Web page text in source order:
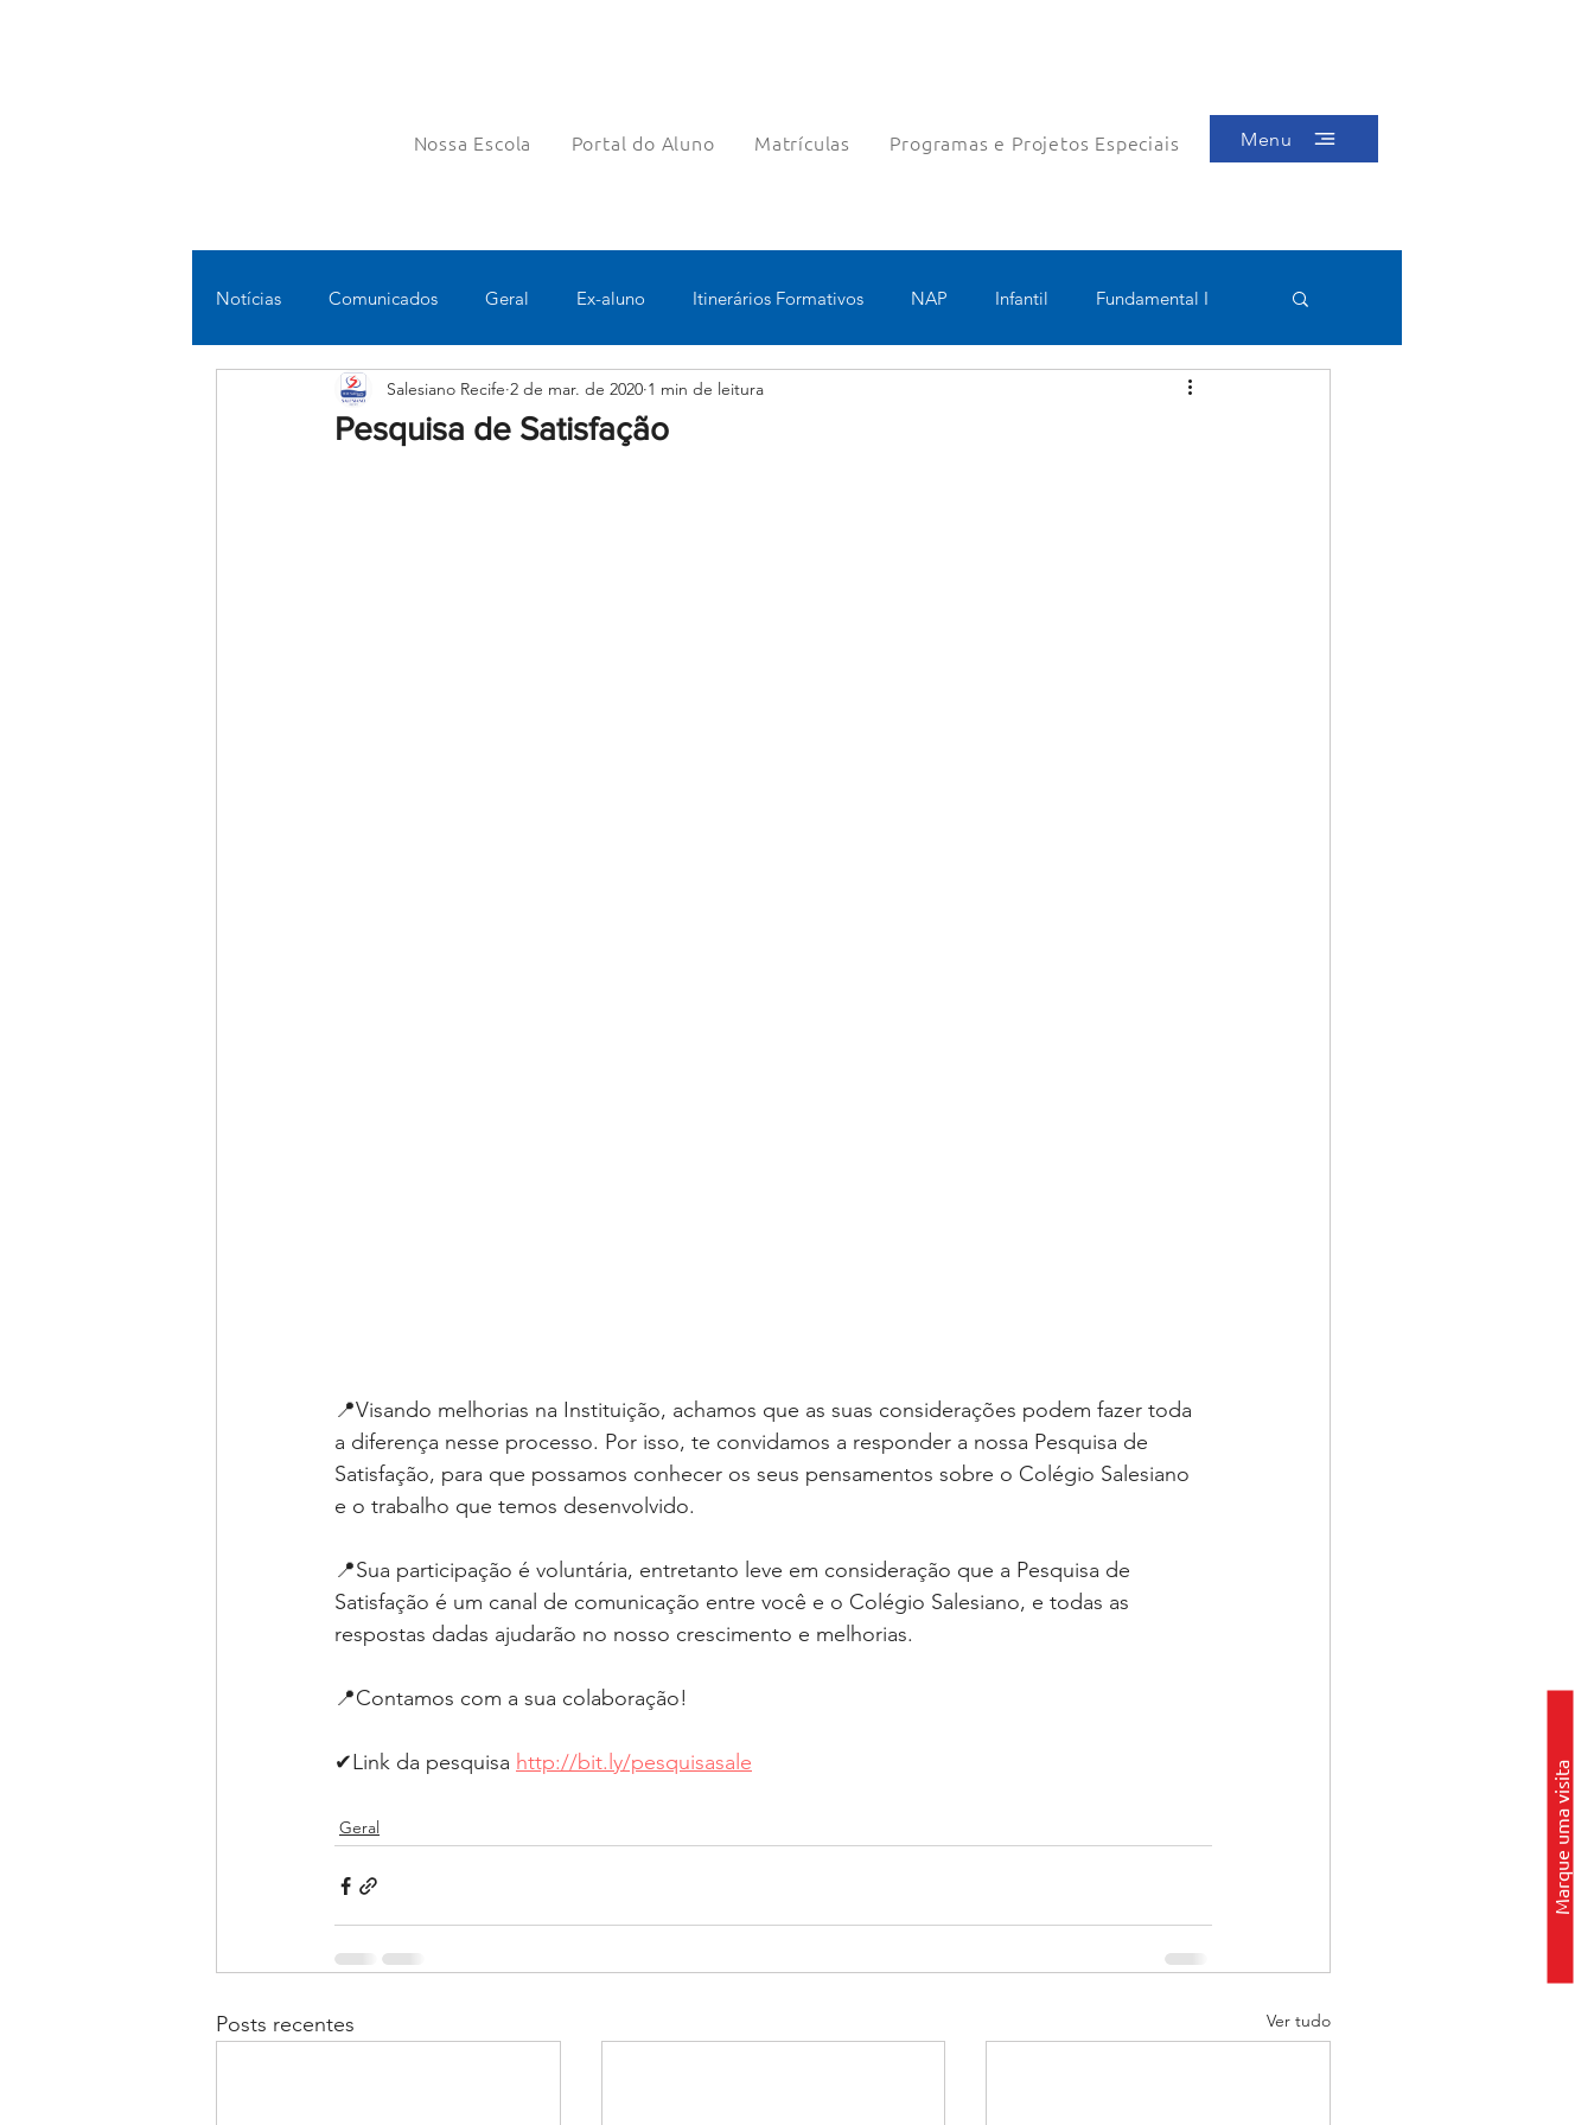
Nossa Escola Portal do Aluno Matrículas Programas e Projetos Especiais Menu
Marque uma visita
Notícias Comunicados Geral Ex-aluno Itinerários Formativos NAP Infantil Fundamental I
Fundamental II Ensino Médio Pastoral Esportes
Pesquisa de Satisfação
Salesiano Recife 2 de mar. de 2020 1 min de leitura
📍Visando melhorias na Instituição, achamos que as suas considerações podem fazer toda
a diferença nesse processo. Por isso, te convidamos a responder a nossa Pesquisa de
Satisfação, para que possamos conhecer os seus pensamentos sobre o Colégio Salesiano
e o trabalho que temos desenvolvido.
📍Sua participação é voluntária, entretanto leve em consideração que a Pesquisa de
Satisfação é um canal de comunicação entre você e o Colégio Salesiano, e todas as
respostas dadas ajudarão no nosso crescimento e melhorias.
📍Contamos com a sua colaboração!
✔Link da pesquisa http://bit.ly/pesquisasale
Geral
Posts recentes Ver tudo